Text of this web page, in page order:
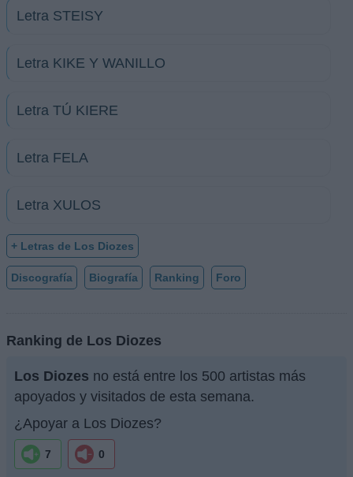
Letra STEISY
Letra KIKE Y WANILLO
Letra TÚ KIERE
Letra FELA
Letra XULOS
+ Letras de Los Diozes
Discografía Biografía Ranking Foro
Ranking de Los Diozes
Los Diozes no está entre los 500 artistas más
apoyados y visitados de esta semana.
¿Apoyar a Los Diozes?
7 0